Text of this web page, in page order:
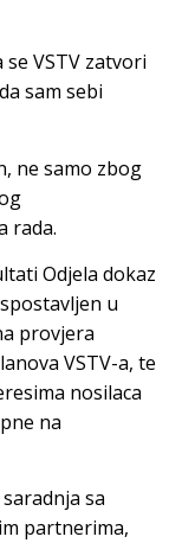
VSTV zatvori
sam sebi
ne samo zbog
rada.
Odjela dokaz
u
provjera
VSTV-a, te
nosilaca
na
sa
partnerima,